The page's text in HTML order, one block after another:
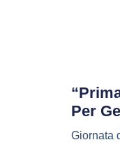
Per
Giornata